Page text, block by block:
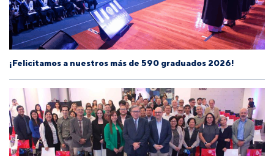
¡Felicitamos a nuestros más de 590 graduados 2026!